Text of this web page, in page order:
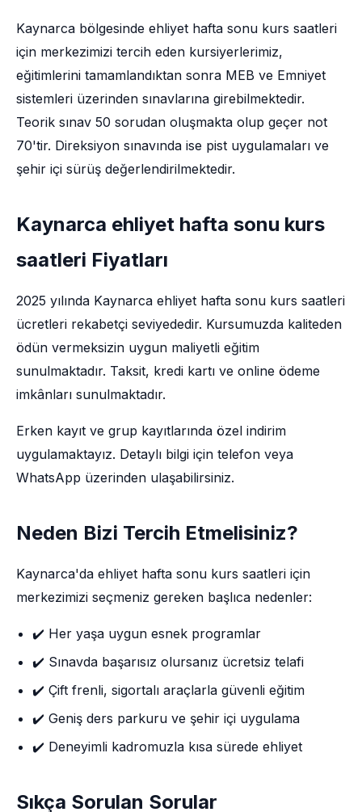
Kaynarca bölgesinde ehliyet hafta sonu kurs saatleri
için merkezimizi tercih eden kursiyerlerimiz,
eğitimlerini tamamlandıktan sonra MEB ve Emniyet
sistemleri üzerinden sınavlarına girebilmektedir.
Teorik sınav 50 sorudan oluşmakta olup geçer not
70'tir. Direksiyon sınavında ise pist uygulamaları ve
şehir içi sürüş değerlendirilmektedir.
Kaynarca ehliyet hafta sonu kurs
saatleri Fiyatları
2025 yılında Kaynarca ehliyet hafta sonu kurs saatleri
ücretleri rekabetçi seviyededir. Kursumuzda kaliteden
ödün vermeksizin uygun maliyetli eğitim
sunulmaktadır. Taksit, kredi kartı ve online ödeme
imkânları sunulmaktadır.
Erken kayıt ve grup kayıtlarında özel indirim
uygulamaktayız. Detaylı bilgi için telefon veya
WhatsApp üzerinden ulaşabilirsiniz.
Neden Bizi Tercih Etmelisiniz?
Kaynarca'da ehliyet hafta sonu kurs saatleri için
merkezimizi seçmeniz gereken başlıca nedenler:
✔️ Her yaşa uygun esnek programlar
✔️ Sınavda başarısız olursanız ücretsiz telafi
✔️ Çift frenli, sigortalı araçlarla güvenli eğitim
✔️ Geniş ders parkuru ve şehir içi uygulama
✔️ Deneyimli kadromuzla kısa sürede ehliyet
Sıkça Sorulan Sorular